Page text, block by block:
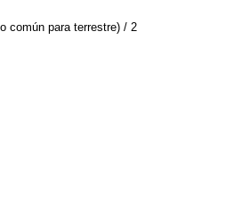
común para terrestre) / 2